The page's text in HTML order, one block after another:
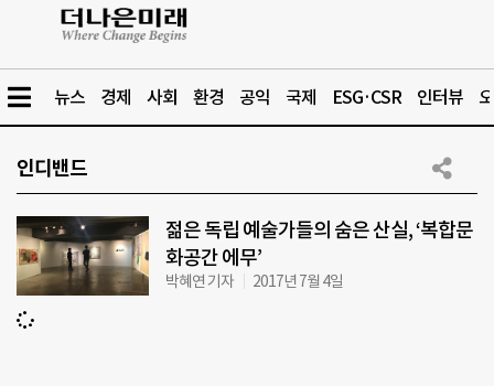
뉴스 경제 사회 환경 공익 국제 ESG·CSR 인터뷰
인디밴드
젊은 독립 예술가들의 숨은 산실, ‘복합문
화공간 에무’
박혜연 기자 2017년 7월 4일